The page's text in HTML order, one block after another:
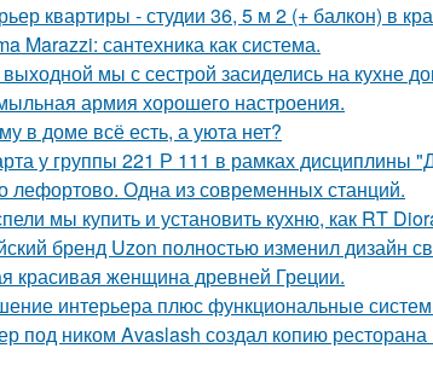
квартиры - студии 36, 5 м 2 (+ балкон) в
Marazzi: сантехника как система.
выходной мы с сестрой засиделись на кухне
армия хорошего настроения.
в доме всё есть, а уюта нет?
у группы 221 Р 111 в рамках дисциплины
лефортово. Одна из современных станций.
мы купить и установить кухню, как RT
бренд Uzon полностью изменил дизайн
красивая женщина древней Греции.
интерьера плюс функциональные
под ником Avaslash создал копию